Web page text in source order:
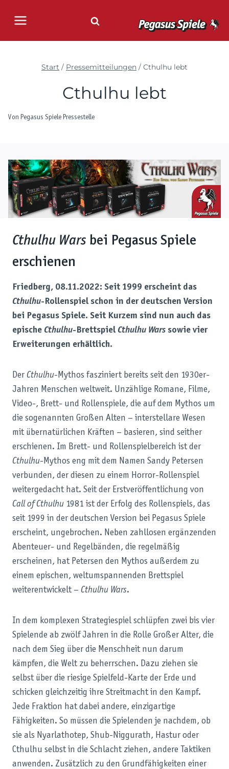
Inhalt
Start / Pressemitteilungen / Cthulhu lebt
Cthulhu lebt
Von Pegasus Spiele Pressestelle
Cthulhu Wars bei Pegasus Spiele
erschienen
Friedberg, 08.11.2022: Seit 1999 erscheint das
Cthulhu-Rollenspiel schon in der deutschen Version
bei Pegasus Spiele. Seit Kurzem sind nun auch das
epische Cthulhu-Brettspiel Cthulhu Wars sowie vier
Erweiterungen erhältlich.
Der Cthulhu-Mythos fasziniert bereits seit den 1930er-
Jahren Menschen weltweit. Unzählige Romane, Filme,
Video-, Brett- und Rollenspiele, die auf dem Mythos um
die sogenannten Großen Alten – interstellare Wesen
mit übernatürlichen Kräften – basieren, sind seither
erschienen. Im Brett- und Rollenspielbereich ist der
Cthulhu-Mythos eng mit dem Namen Sandy Petersen
verbunden, der diesen zu einem Horror-Rollenspiel
weitergedacht hat. Seit der Erstveröffentlichung von
Call of Cthulhu 1981 ist der Erfolg des Rollenspiels, das
seit 1999 in der deutschen Version bei Pegasus Spiele
erscheint, ungebrochen. Neben zahllosen ergänzenden
Abenteuer- und Regelbänden, die regelmäßig
erscheinen, hat Petersen den Mythos außerdem zu
einem epischen, weltumspannenden Brettspiel
weiterentwickelt – Cthulhu Wars.
In dem komplexen Strategiespiel schlüpfen zwei bis vier
Spielende ab zwölf Jahren in die Rolle Großer Alter, die
nach dem Sieg über die Menschheit nun darum
kämpfen, die Welt zu beherrschen. Dazu ziehen sie
selbst über die riesige Spielfeld-Karte der Erde und
schicken gleichzeitig ihre Streitmacht in den Kampf.
Jede Fraktion hat dabei andere, einzigartige
Fähigkeiten. So müssen die Spielenden je nachdem, ob
sie als Nyarlathotep, Shub-Niggurath, Hastur oder
Cthulhu selbst in die Schlacht ziehen, andere Taktiken
anwenden. Zusätzlich zu den Grundfähigkeiten einer